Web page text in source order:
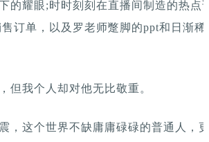
的耀眼;时时刻刻在直播间制造的热点
订单，以及罗老师蹩脚的ppt和日渐稀
但我个人却对他无比敬重。
，这个世界不缺庸庸碌碌的普通人，